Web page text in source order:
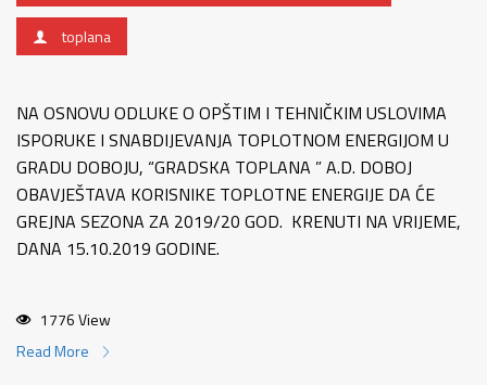
toplana
NA OSNOVU ODLUKE O OPŠTIM I TEHNIČKIM USLOVIMA
ISPORUKE I SNABDIJEVANJA TOPLOTNOM ENERGIJOM U
GRADU DOBOJU, “GRADSKA TOPLANA ” A.D. DOBOJ
OBAVJEŠTAVA KORISNIKE TOPLOTNE ENERGIJE DA ĆE
GREJNA SEZONA ZA 2019/20 GOD. KRENUTI NA VRIJEME,
DANA 15.10.2019 GODINE.
1776 View
Read More